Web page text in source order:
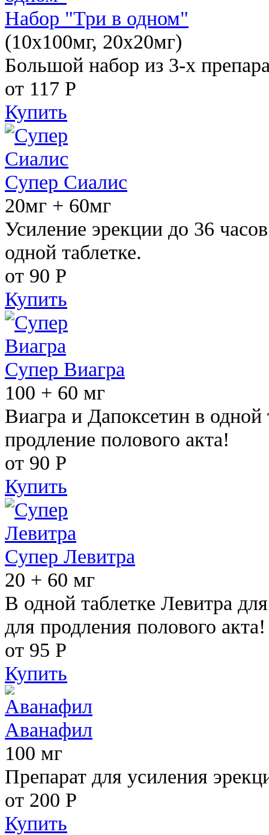
Набор "Три в одном"
(10x100мг, 20x20мг)
Большой набор из 3-х
от 117 Р
Купить
Супер Сиалис
20мг + 60мг
Усиление эрекции до 36
одной таблетке.
от 90 Р
Купить
Супер Виагра
100 + 60 мг
Виагра и Дапоксетин в одной
продление полового акта!
от 90 Р
Купить
Супер Левитра
20 + 60 мг
В одной таблетке Левитра
для продления полового акта!
от 95 Р
Купить
Аванафил
100 мг
Препарат для усиления
от 200 Р
Купить